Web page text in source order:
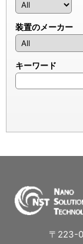
装置のメーカー
キーワード
〒223-